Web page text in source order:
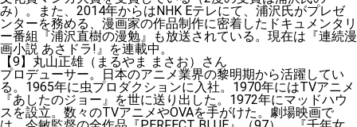
み）。また、2014年からはNHK Eテレにて、浦沢氏がプレゼ
ンターを務める、漫画家の作品制作に密着したドキュメンタリ
ー番組『浦沢直樹の漫勉』も放送されている。現在は『連続漫
画小説 あさドラ!』を連載中。
【9】丸山正雄（まるやま まさお）さん
プロデューサー。日本のアニメ業界の黎明期から活躍してい
る。1965年に虫プロダクションに入社。1970年にはTVアニメ
『あしたのジョー』を世に送り出した。1972年にマッドハウ
スを設立。数々のTVアニメやOVAを手がけた。劇場映画で